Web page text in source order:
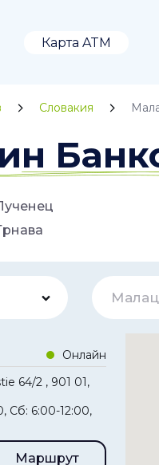
Карта ATM
Словакия
Онлайн
64/2 , 901 01,
Сб: 6:00-12:00,
Маршрут